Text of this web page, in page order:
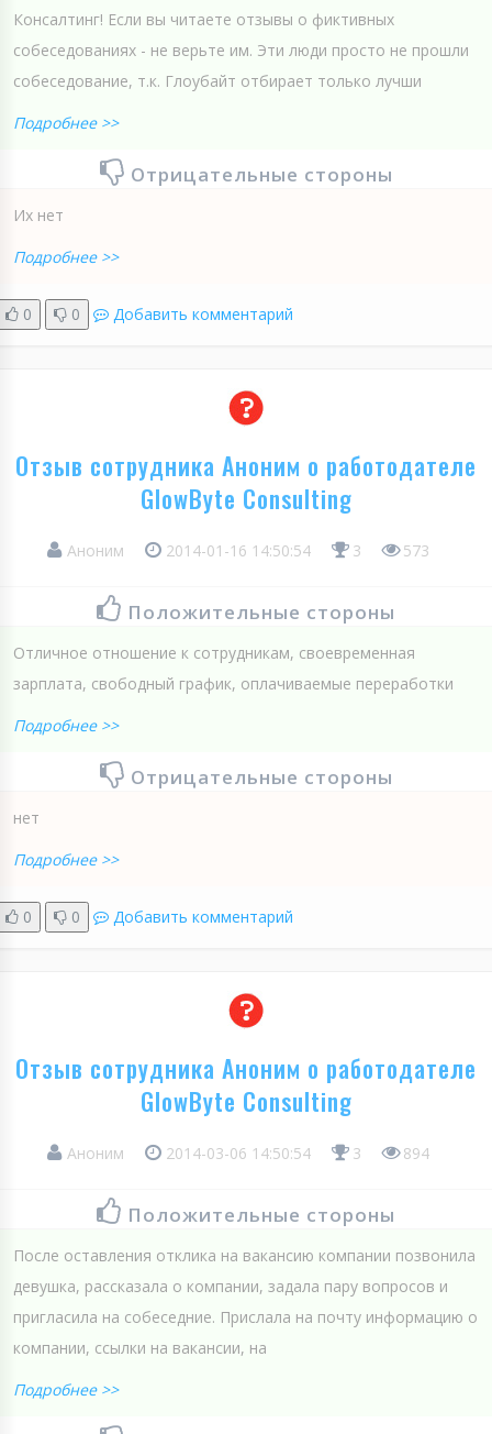
Консалтинг! Если вы читаете отзывы о фиктивных
собеседованиях - не верьте им. Эти люди просто не прошли
собеседование, т.к. Глоубайт отбирает только лучши
Подробнее >>
Отрицательные стороны
Их нет
Подробнее >>
0 0 Добавить комментарий
Отзыв сотрудника Аноним о работодателе
GlowByte Consulting
Аноним 2014-01-16 14:50:54 3 573
Положительные стороны
Отличное отношение к сотрудникам, своевременная
зарплата, свободный график, оплачиваемые переработки
Подробнее >>
Отрицательные стороны
нет
Подробнее >>
0 0 Добавить комментарий
Отзыв сотрудника Аноним о работодателе
GlowByte Consulting
Аноним 2014-03-06 14:50:54 3 894
Положительные стороны
После оставления отклика на вакансию компании позвонила
девушка, рассказала о компании, задала пару вопросов и
пригласила на собеседние. Прислала на почту информацию о
компании, ссылки на вакансии, на
Подробнее >>